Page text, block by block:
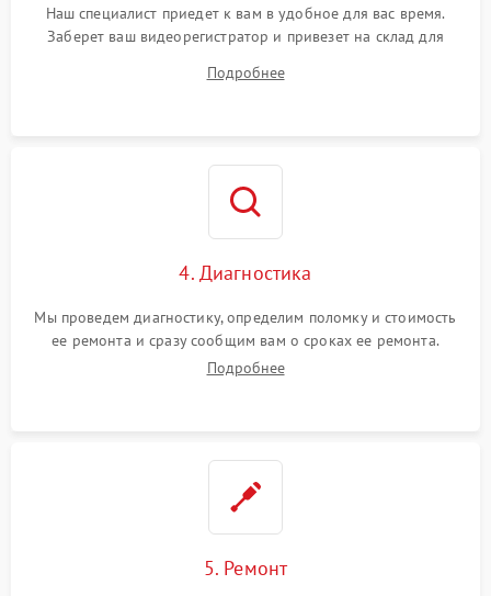
Наш специалист приедет к вам в удобное для вас время.
Заберет ваш видеорегистратор и привезет на склад для
Подробнее
4. Диагностика
Мы проведем диагностику, определим поломку и стоимость
ее ремонта и сразу сообщим вам о сроках ее ремонта.
Подробнее
5. Ремонт